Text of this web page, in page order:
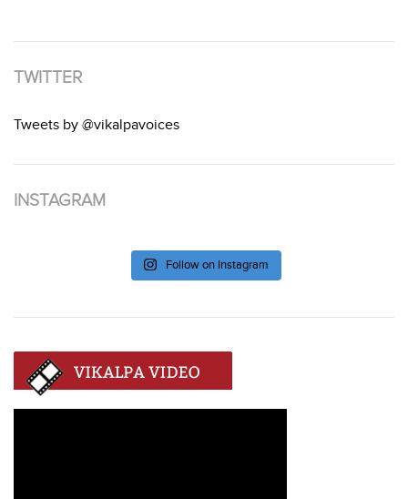
TWITTER
Tweets by @vikalpavoices
INSTAGRAM
Follow on Instagram